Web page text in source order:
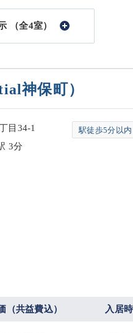
（全4室）
神保町）
目34-1
3分
駅徒歩5分以内
（共益費込） 入居